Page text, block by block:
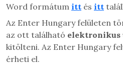
Word formátum itt és itt
Az Enter Hungary felületen
az ott található elektronikus
kitölteni. Az Enter Hungary
érheti el.